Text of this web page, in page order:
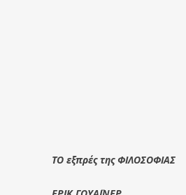
TO εξπρές της ΦΙΛΟΣΟΦΙΑΣ